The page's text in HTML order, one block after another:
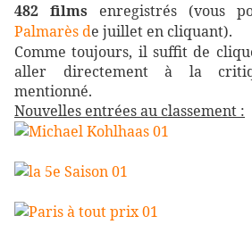
482 films enregistrés (vous
Palmarès de juillet en cliquant).
Comme toujours, il suffit de
aller directement à la
mentionné.
Nouvelles entrées au classement :